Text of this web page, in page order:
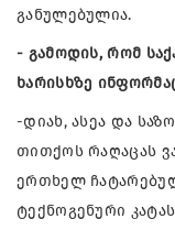
განულებულია.
- გამოდის, რომ
ხარისხზე
-დიახ, ასეა და
თითქოს რაღაცას
ერთხელ
ტექნოგენური